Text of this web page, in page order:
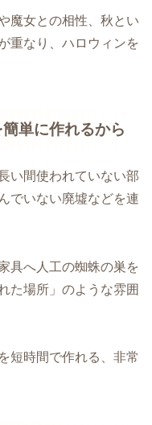
魔女との相性、秋とい
重なり、ハロウィンを
単に作れるから
い間使われていない部
でいない廃墟などを連
具へ人工の蜘蛛の巣を
た場所」のような雰囲
短時間で作れる、非常